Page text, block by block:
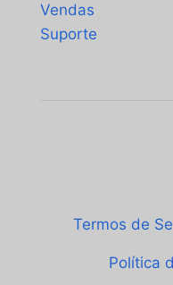
Vendas
Suporte
Termos de
Política